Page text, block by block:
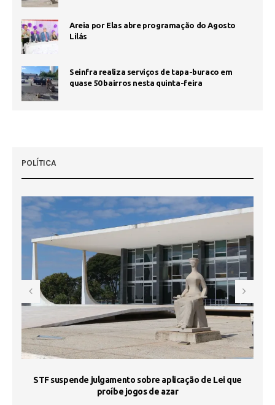
Areia por Elas abre programação do Agosto
Lilás
Seinfra realiza serviços de tapa-buraco em
quase 50 bairros nesta quinta-feira
POLÍTICA
STF suspende julgamento sobre aplicação de Lei que
proíbe jogos de azar